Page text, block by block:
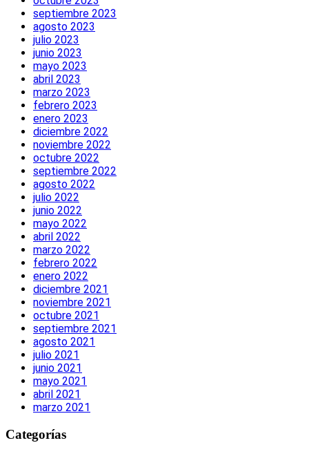
septiembre 2023
agosto 2023
julio 2023
junio 2023
mayo 2023
abril 2023
marzo 2023
febrero 2023
enero 2023
diciembre 2022
noviembre 2022
octubre 2022
septiembre 2022
agosto 2022
julio 2022
junio 2022
mayo 2022
abril 2022
marzo 2022
febrero 2022
enero 2022
diciembre 2021
noviembre 2021
octubre 2021
septiembre 2021
agosto 2021
julio 2021
junio 2021
mayo 2021
abril 2021
marzo 2021
Categorías